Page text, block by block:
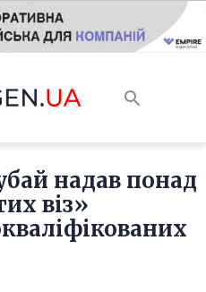
надав понад
віз»